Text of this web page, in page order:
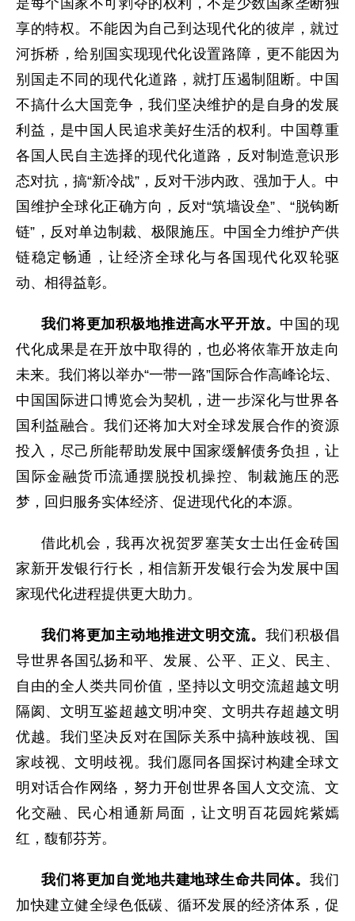
是每个国家不可剥夺的权利，不是少数国家垄断独
享的特权。不能因为自己到达现代化的彼岸，就过
河拆桥，给别国实现现代化设置路障，更不能因为
别国走不同的现代化道路，就打压遏制阻断。中国
不搞什么大国竞争，我们坚决维护的是自身的发展
利益，是中国人民追求美好生活的权利。中国尊重
各国人民自主选择的现代化道路，反对制造意识形
态对抗，搞“新冷战”，反对干涉内政、强加于人。中
国维护全球化正确方向，反对“筑墙设垒”、“脱钩断
链”，反对单边制裁、极限施压。中国全力维护产供
链稳定畅通，让经济全球化与各国现代化双轮驱
动、相得益彰。
我们将更加积极地推进高水平开放。 中国的现
代化成果是在开放中取得的，也必将依靠开放走向
未来。我们将以举办“一带一路”国际合作高峰论坛、
中国国际进口博览会为契机，进一步深化与世界各
国利益融合。我们还将加大对全球发展合作的资源
投入，尽己所能帮助发展中国家缓解债务负担，让
国际金融货币流通摆脱投机操控、制裁施压的恶
梦，回归服务实体经济、促进现代化的本源。
借此机会，我再次祝贺罗塞芙女士出任金砖国
家新开发银行行长，相信新开发银行会为发展中国
家现代化进程提供更大助力。
我们将更加主动地推进文明交流。 我们积极倡
导世界各国弘扬和平、发展、公平、正义、民主、
自由的全人类共同价值，坚持以文明交流超越文明
隔阂、文明互鉴超越文明冲突、文明共存超越文明
优越。我们坚决反对在国际关系中搞种族歧视、国
家歧视、文明歧视。我们愿同各国探讨构建全球文
明对话合作网络，努力开创世界各国人文交流、文
化交融、民心相通新局面，让文明百花园姹紫嫣
红，馥郁芬芳。
我们将更加自觉地共建地球生命共同体。我们
加快建立健全绿色低碳、循环发展的经济体系，促